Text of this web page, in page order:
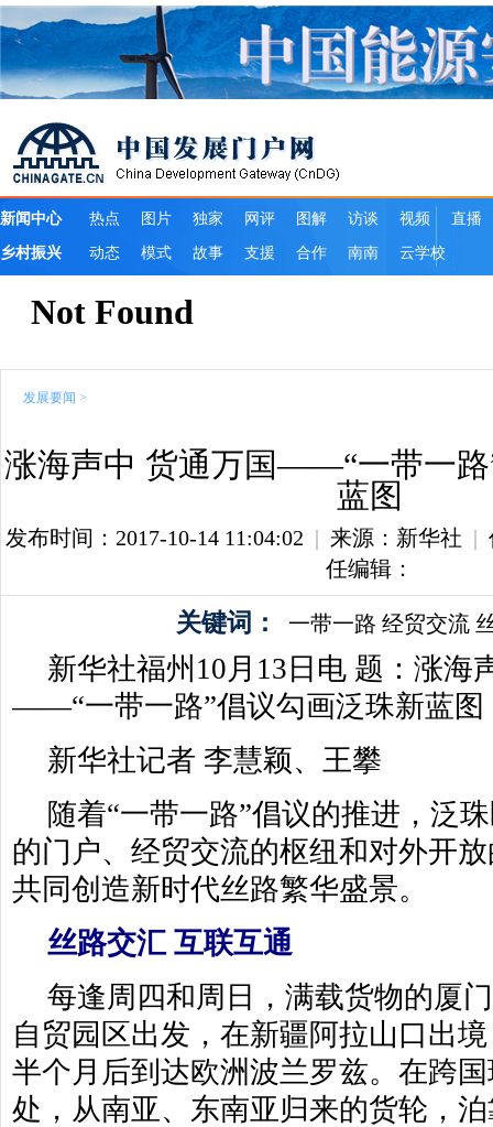
发展要闻 >
涨海声中 货通万国——“一带一路
蓝图
发布时间：2017-10-14 11:04:02 | 来源：新华社 |
任编辑：
关键词： 一带一路 经贸交流
新华社福州10月13日电 题：涨海
——“一带一路”倡议勾画泛珠新蓝图
新华社记者 李慧颖、王攀
随着“一带一路”倡议的推进，泛
的门户、经贸交流的枢纽和对外开
共同创造新时代丝路繁华盛景。
丝路交汇 互联互通
每逢周四和周日，满载货物的厦
自贸园区出发，在新疆阿拉山口出
半个月后到达欧洲波兰罗兹。在跨
处，从南亚、东南亚归来的货轮，